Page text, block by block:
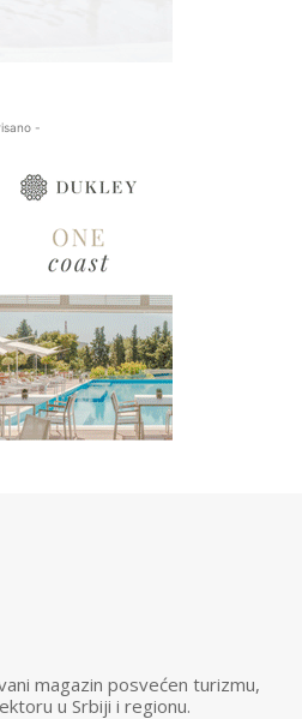
-
magazin posvećen turizmu,
u Srbiji i regionu.